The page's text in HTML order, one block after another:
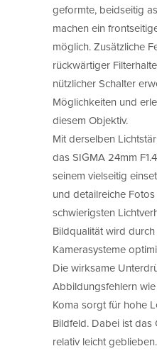
geformte, beidseitig
machen ein
möglich. Zusätzliche
rückwärtiger
nützlicher Schalter
Möglichkeiten und
diesem Objektiv.
Mit derselben
das SIGMA 24mm
seinem vielseitig
und detailreiche
schwierigsten
Bildqualität wird
Kamerasysteme
Die wirksame
Abbildungsfehlern
Koma sorgt für hohe
Bildfeld. Dabei ist
relativ leicht geblieben.